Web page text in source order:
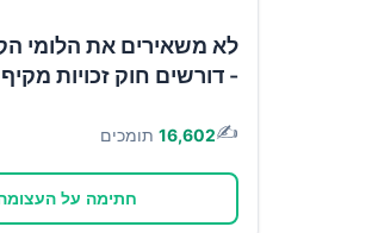
לא משאירים את הלומי
- דורשים חוק זכויות מקיף
✍️
16,602 תומכים
חתימה על